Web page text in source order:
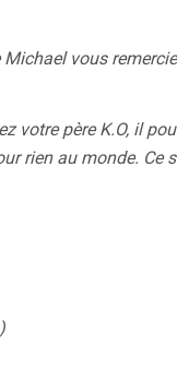
vous
votre père K.O, il
rien au monde. Ce